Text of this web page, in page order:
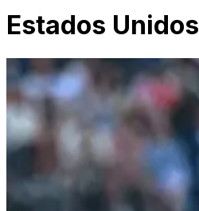
Estados Unidos